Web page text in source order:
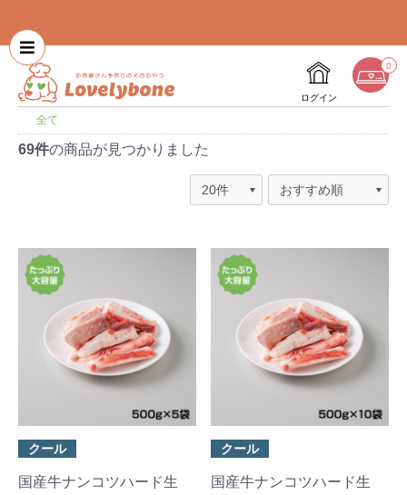
ログイン
0
全て
69件の商品が見つかりました
クール
国産牛ナンコツハード生
クール
国産牛ナンコツハード生